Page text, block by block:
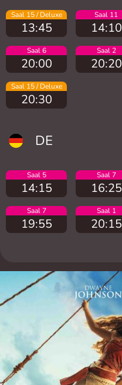
Saal 15 / Deluxe
13:45
Saal 11
14:10
Saal 6
20:00
Saal 2
20:20
Saal 15 / Deluxe
20:30
DE
Saal 5
14:15
Saal 7
16:25
Saal 7
19:55
Saal 1
20:15